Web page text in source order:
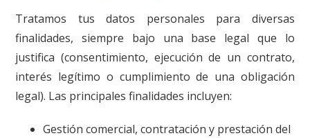
Tratamos tus datos personales para diversas
finalidades, siempre bajo una base legal que lo
justifica (consentimiento, ejecución de un contrato,
interés legítimo o cumplimiento de una obligación
legal). Las principales finalidades incluyen:
Gestión comercial, contratación y prestación del